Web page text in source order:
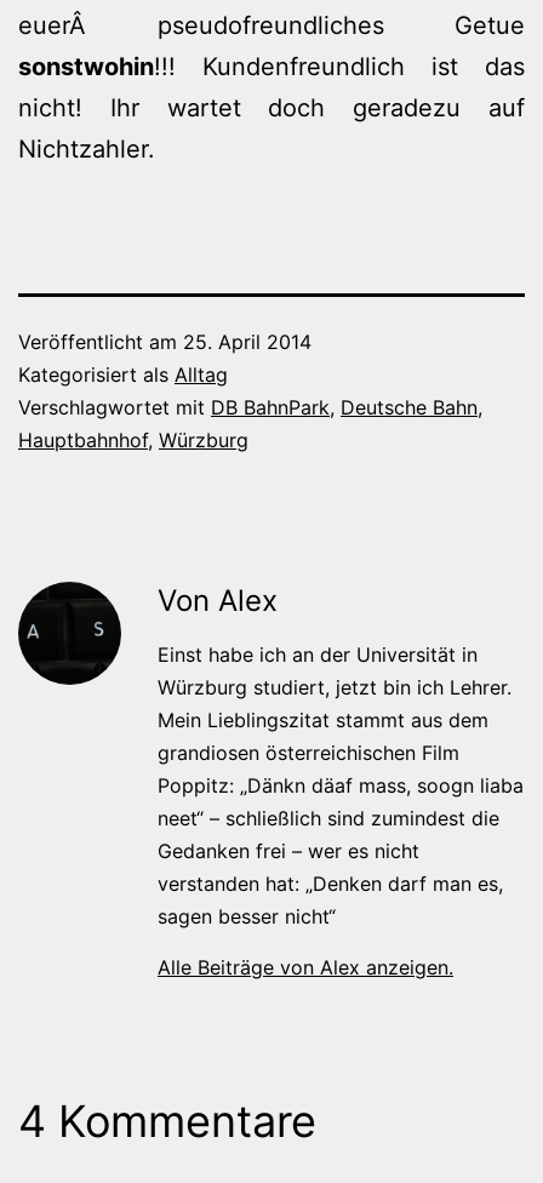
euerÂ pseudofreundliches Getue
sonstwohin!!! Kundenfreundlich ist das
nicht! Ihr wartet doch geradezu auf
Nichtzahler.
Veröffentlicht am 25. April 2014
Kategorisiert als Alltag
Verschlagwortet mit DB BahnPark, Deutsche Bahn,
Hauptbahnhof, Würzburg
Von Alex
Einst habe ich an der Universität in
Würzburg studiert, jetzt bin ich Lehrer.
Mein Lieblingszitat stammt aus dem
grandiosen österreichischen Film
Poppitz: „Dänkn däaf mass, soogn liaba
neet“ – schließlich sind zumindest die
Gedanken frei – wer es nicht
verstanden hat: „Denken darf man es,
sagen besser nicht“
Alle Beiträge von Alex anzeigen.
4 Kommentare